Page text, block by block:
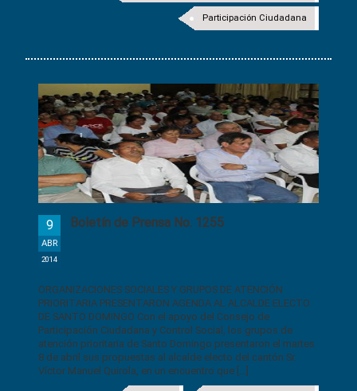
Participación Ciudadana
Boletín de Prensa No. 1255
9
ABR
2014
ORGANIZACIONES SOCIALES Y GRUPOS DE ATENCIÓN
PRIORITARIA PRESENTARON AGENDA AL ALCALDE ELECTO
DE SANTO DOMINGO Con el apoyo del Consejo de
Participación Ciudadana y Control Social, los grupos de
atención prioritaria de Santo Domingo presentaron el martes
8 de abril sus propuestas al alcalde electo del cantón Sr.
Víctor Manuel Quirola, en un encuentro que [...]